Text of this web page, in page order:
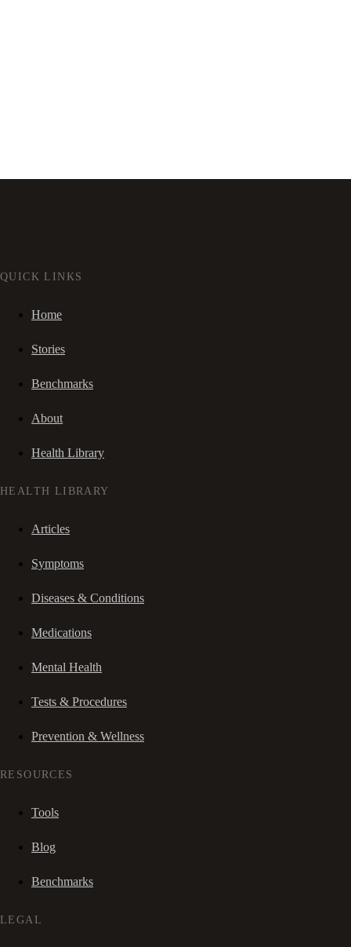
QUICK LINKS
Home
Stories
Benchmarks
About
Health Library
HEALTH LIBRARY
Articles
Symptoms
Diseases & Conditions
Medications
Mental Health
Tests & Procedures
Prevention & Wellness
RESOURCES
Tools
Blog
Benchmarks
LEGAL